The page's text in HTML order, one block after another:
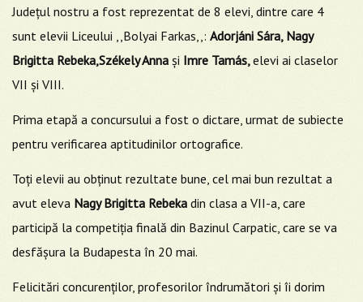
Judeţul nostru a fost reprezentat de 8 elevi, dintre care 4
sunt elevii Liceului ,,Bolyai Farkas,,: Adorjáni Sára, Nagy
Brigitta Rebeka,Székely Anna şi Imre Tamás,elevi ai claselor
VII şi VIII.
Prima etapă a concursului a fost o dictare, urmat de subiecte
pentru verificarea aptitudinilor ortografice.
Toţi elevii au obţinut rezultate bune, cel mai bun rezultat a
avut eleva Nagy Brigitta Rebeka din clasa a VII-a, care
participă la competiţia finală din Bazinul Carpatic, care se va
desfășura la Budapesta în 20 mai.
Felicitări concurenţilor, profesorilor îndrumători şi îi dorim